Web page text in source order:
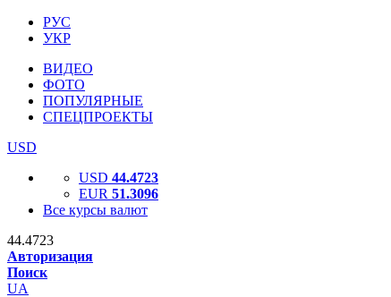
РУС
УКР
ВИДЕО
ФОТО
ПОПУЛЯРНЫЕ
СПЕЦПРОЕКТЫ
USD
USD 44.4723
EUR 51.3096
Все курсы валют
44.4723
Авторизация
Поиск
UA